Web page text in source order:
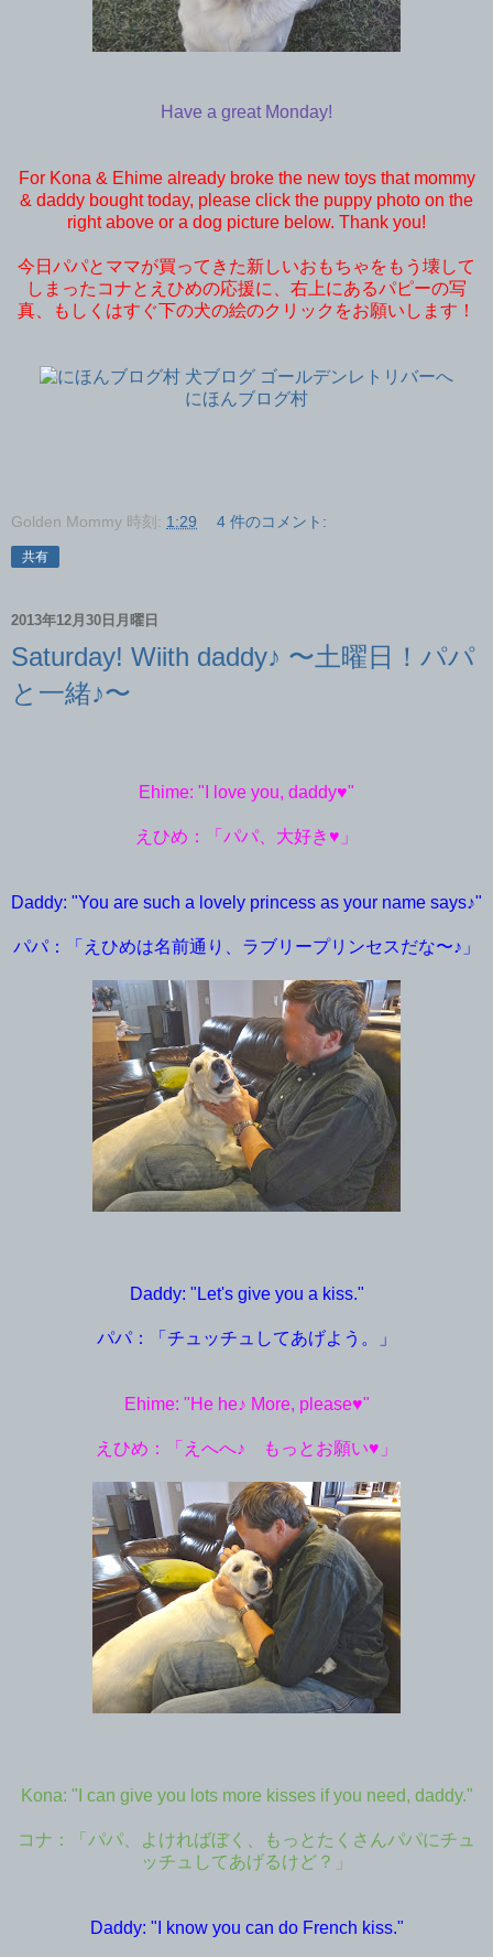
Have a great Monday!
For Kona & Ehime already broke the new toys that mommy
& daddy bought today, please click the puppy photo on the
right above or a dog picture below. Thank you!
今日パパとママが買ってきた新しいおもちゃをもう壊して
しまったコナとえひめの応援に、右上にあるパピーの写
真、もしくはすぐ下の犬の絵のクリックをお願いします！
にほんブログ村
Golden Mommy 時刻: 1:29 4 件のコメント:
共有
2013年12月30日月曜日
Saturday! Wiith daddy♪ 〜土曜日！パパ
と一緒♪〜
Ehime: "I love you, daddy♥"
えひめ：「パパ、大好き♥」
Daddy: "You are such a lovely princess as your name says♪"
パパ：「えひめは名前通り、ラブリープリンセスだな〜♪」
Daddy: "Let's give you a kiss."
パパ：「チュッチュしてあげよう。」
Ehime: "He he♪ More, please♥"
えひめ：「えへへ♪ もっとお願い♥」
Kona: "I can give you lots more kisses if you need, daddy."
コナ：「パパ、よければぼく、もっとたくさんパパにチュ
ッチュしてあげるけど？」
Daddy: "I know you can do French kiss."